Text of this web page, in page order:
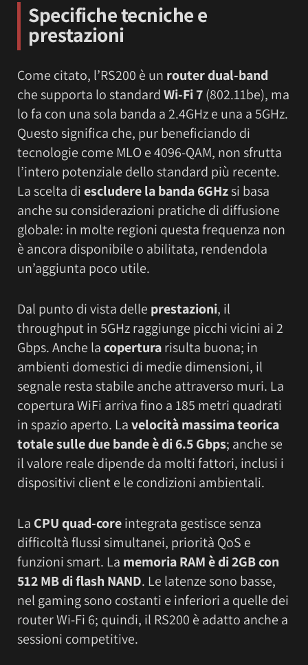
Specifiche tecniche e
prestazioni
Come citato, l’RS200 è un router dual-band
che supporta lo standardWi-Fi 7(802.11be), ma
lo fa con una sola banda a 2.4GHz e una a 5GHz.
Questo significa che, pur beneficiando di
tecnologie come MLO e 4096-QAM, non sfrutta
l’intero potenziale dello standard più recente.
La scelta diescludere la banda 6GHzsi basa
anche su considerazioni pratiche di diffusione
globale: in molte regioni questa frequenza non
è ancora disponibile o abilitata, rendendola
un’aggiunta poco utile.
Dal punto di vista delle prestazioni, il
throughput in 5GHz raggiunge picchi vicini ai 2
Gbps. Anche lacoperturarisulta buona; in
ambienti domestici di medie dimensioni, il
segnale resta stabile anche attraverso muri. La
copertura WiFi arriva fino a 185 metri quadrati
in spazio aperto. Lavelocità massima teorica
totale sulle due bande è di 6.5 Gbps; anche se
il valore reale dipende da molti fattori, inclusi i
dispositivi client e le condizioni ambientali.
La CPU quad-coreintegrata gestisce senza
difficoltà flussi simultanei, priorità QoS e
funzioni smart. La memoria RAM è di 2GB con
512 MB di flash NAND. Le latenze sono basse,
nel gaming sono costanti e inferiori a quelle dei
router Wi-Fi 6; quindi, il RS200 è adatto anche a
sessioni competitive.